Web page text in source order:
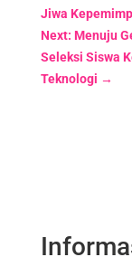
Jiwa
Next: Menuju
Seleksi Siswa
Teknologi →